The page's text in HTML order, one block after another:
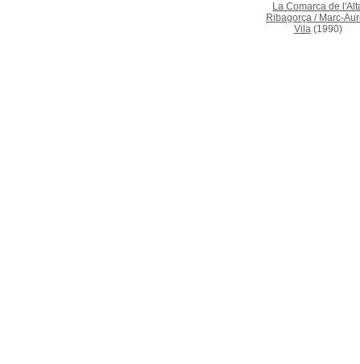
La Comarca de
Ribagorça / Marc-
Vila(1990)